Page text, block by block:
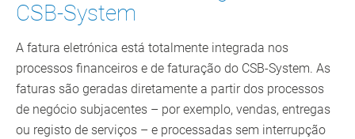
CSB-System
A fatura eletrónica está totalmente integrada nos
processos financeiros e de faturação do CSB-System. As
faturas são geradas diretamente a partir dos processos
de negócio subjacentes – por exemplo, vendas, entregas
ou registo de serviços – e processadas sem interrupção